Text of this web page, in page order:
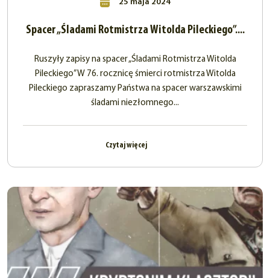
25 maja 2024
Spacer „Śladami Rotmistrza Witolda Pileckiego”....
Ruszyły zapisy na spacer „Śladami Rotmistrza Witolda
Pileckiego” W 76. rocznicę śmierci rotmistrza Witolda
Pileckiego zapraszamy Państwa na spacer warszawskimi
śladami niezłomnego...
Czytaj więcej